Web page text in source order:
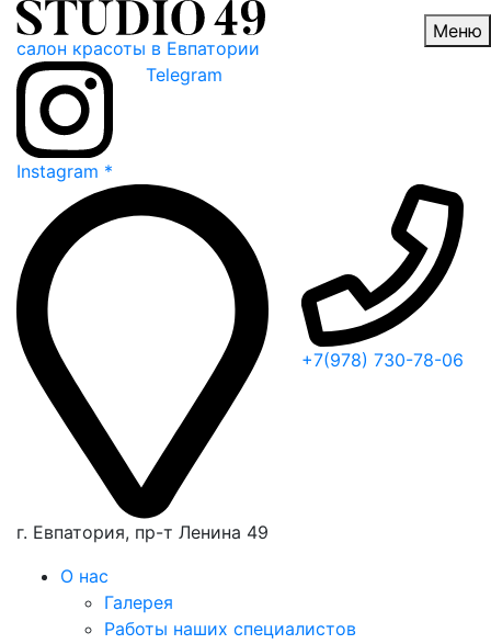
салон красоты в Евпатории
Меню
Instagram *
Telegram
г. Евпатория, пр-т Ленина 49
+7(978) 730-78-06
О нас
Галерея
Работы наших специалистов